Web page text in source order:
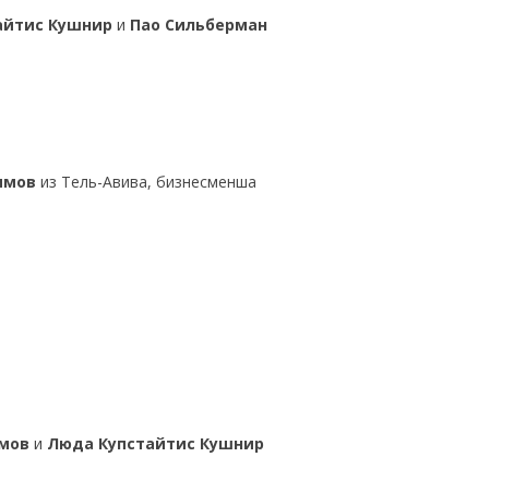
Кушнир и Пао Сильберман
из Тель-Авива, бизнесменша
и Люда Купстайтис Кушнир